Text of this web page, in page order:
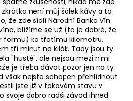
není můj šálek kávy a to
že zde sídlí Národní Banka Vín
blížíme se už (to je dobré, že
formu) ke třetímu kilometru.
tří minut na kilák. Tady jsou ty
"husté", ale nejsou mezi nimi
je třeba dávat pozor jen na ty
však nejste schopen přehlídnout
jste již v takovém stavu v
svoje dobro radši závod ihned